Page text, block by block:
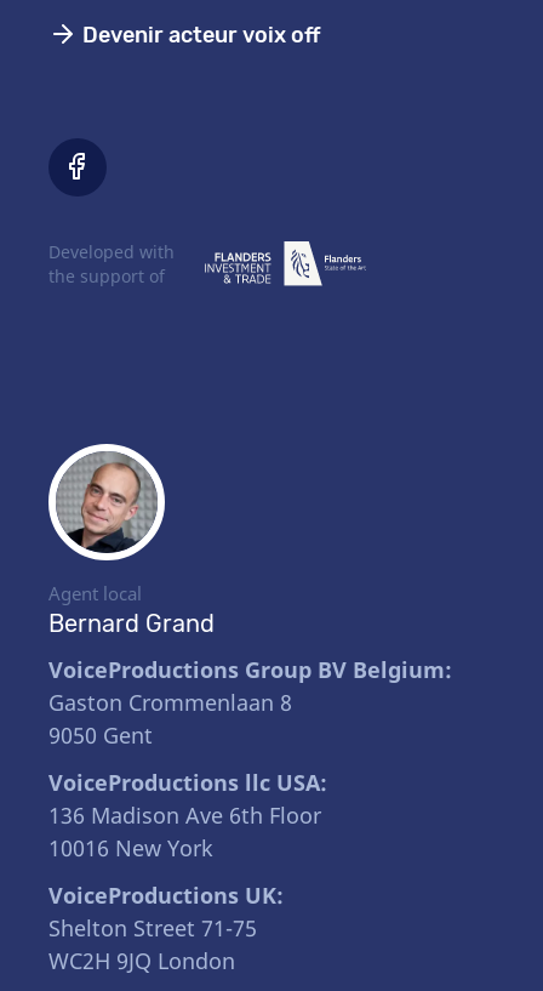
Devenir acteur voix off
Agent local
Bernard Grand
VoiceProductions Group BV Belgium:
Gaston Crommenlaan 8
9050 Gent
VoiceProductions llc USA:
136 Madison Ave 6th Floor
10016 New York
VoiceProductions UK:
Shelton Street 71-75
WC2H 9JQ London
Developed with
the support of